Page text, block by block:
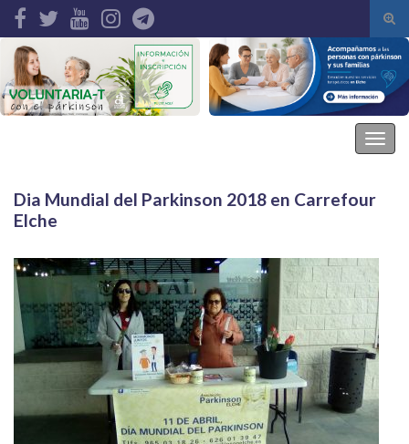
de
Search for:
Dia Mundial del Parkinson 2018 en Carrefour
Elche